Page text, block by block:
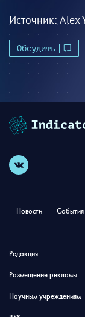
Источник:Alex
Обсудить
Новости События
Редакция
Размещение рекламы
Научным учреждениям